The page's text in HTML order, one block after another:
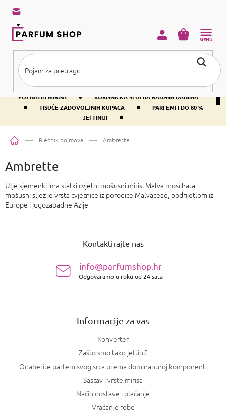
sadržaj
BESPLATNA DOSTAVA IZNAD PRIBLIŽNO 37 € •
400+ SVJETSKI
POZNATIH MIRISA
• KORISNIČKA SLUŽBA RADNIM DANIMA
• TISUĆE ZADOVOLJNIH KUPACA •
PARFEMI I DO 80 %
JEFTINIJI
•
KOŠARICA
PočetnaRječnik pojmova Ambrette
Ambrette
Ulje sjemenki ima slatki cvjetni mošusni miris. Malva moschata -
mošusni sljez je vrsta cvjetnice iz porodice Malvaceae, podrijetlom iz
Europe i jugozapadne Azije
Kontaktirajte nas
info@parfumshop.hr
Odgovaramo u roku od 24 sata
Informacije za vas
Konverter
Zašto smo tako jeftini?
Odaberite parfem svog srca prema dominantnoj komponenti
Sastav i vrste mirisa
Način dostave i plaćanje
Vraćanje robe